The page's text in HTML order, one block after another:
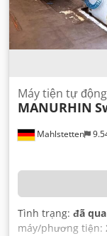
Mahlstetten
Máy tiện tự
MANURHIN
Tình trạng: đã
máy/phương tiện: